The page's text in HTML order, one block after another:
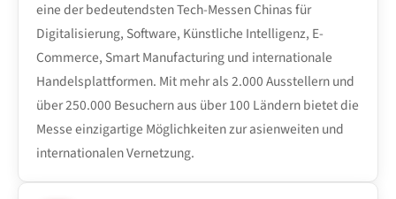
eine der bedeutendsten Tech-Messen Chinas für
Digitalisierung, Software, Künstliche Intelligenz, E-
Commerce, Smart Manufacturing und internationale
Handelsplattformen. Mit mehr als 2.000 Ausstellern und
über 250.000 Besuchern aus über 100 Ländern bietet die
Messe einzigartige Möglichkeiten zur asienweiten und
internationalen Vernetzung.